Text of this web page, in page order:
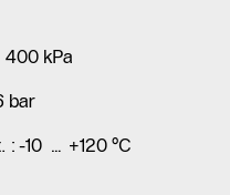
400 kPa
bar
: -10 … +120 °C